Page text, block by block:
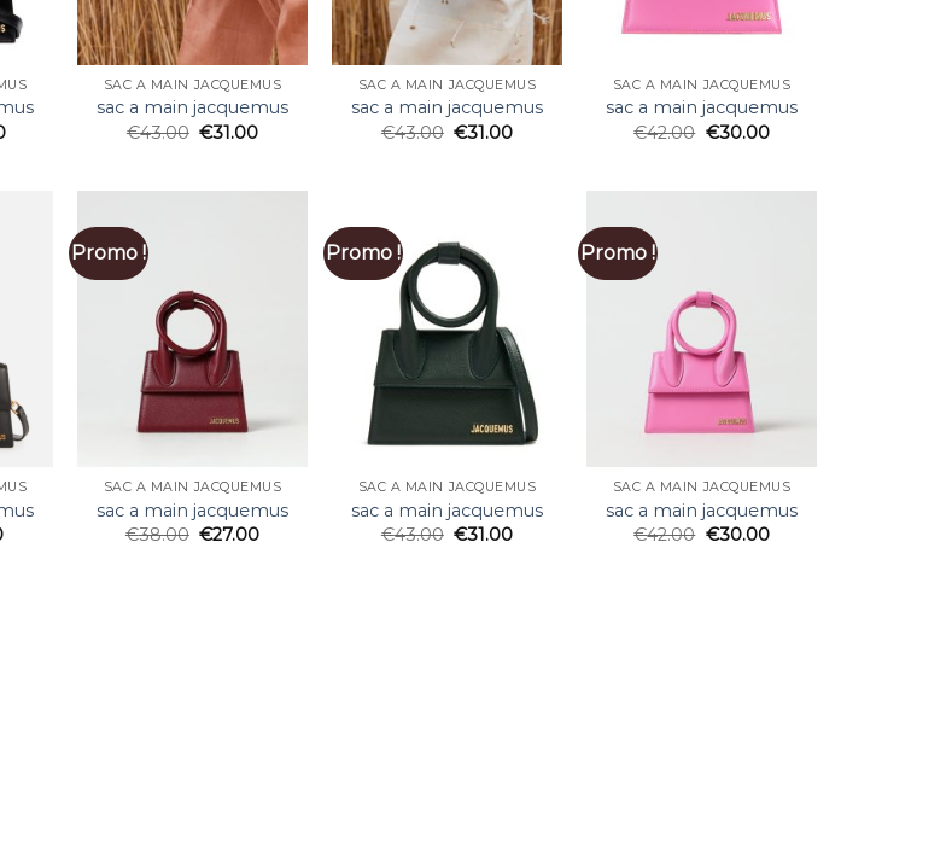
SAC A MAIN JACQUEMUS
sac a main jacquemus
€43.00 €31.00
SAC A MAIN JACQUEMUS
sac a main jacquemus
€43.00 €31.00
SAC A MAIN JACQUEMUS
sac a main jacquemus
€42.00 €30.00
Promo !
SAC A MAIN JACQUEMUS
sac a main jacquemus
€38.00 €27.00
Promo !
SAC A MAIN JACQUEMUS
sac a main jacquemus
€43.00 €31.00
Promo !
SAC A MAIN JACQUEMUS
sac a main jacquemus
€42.00 €30.00